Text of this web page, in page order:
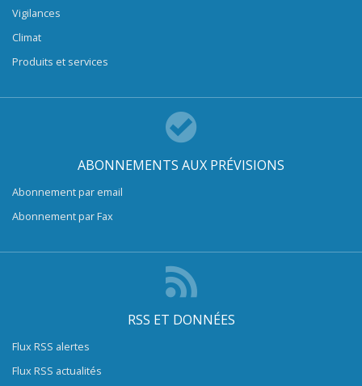
Vigilances
Climat
Produits et services
ABONNEMENTS AUX PRÉVISIONS
Abonnement par email
Abonnement par Fax
RSS ET DONNÉES
Flux RSS alertes
Flux RSS actualités